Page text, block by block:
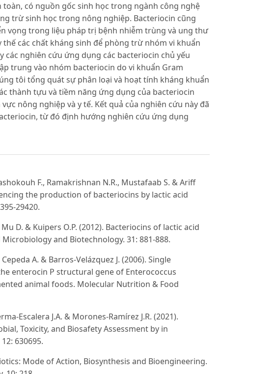
có nguồn gốc sinh học trong ngành công nghệ
trừ sinh học trong nông nghiệp. Bacteriocin cũng
vọng trong liệu pháp trị bệnh nhiễm trùng và ung thư
các chất kháng sinh để phòng trừ nhóm vi khuẩn
các nghiên cứu ứng dụng các bacteriocin chủ yếu
trung vào nhóm bacteriocin do vi khuẩn Gram
tôi tổng quát sự phân loại và hoạt tính kháng khuẩn
thành tựu và tiềm năng ứng dụng của bacteriocin
nông nghiệp và y tế. Kết quả của nghiên cứu này đã
từ đó định hướng nghiên cứu ứng dụng
F., Ramakrishnan N.R., Mustafaab S. & Ariff
the production of bacteriocins by lactic acid
29420.
D. & Kuipers O.P. (2012). Bacteriocins of lactic acid
and Biotechnology. 31: 881-888.
A. & Barros-Velázquez J. (2006). Single
enterocin P structural gene of Enterococcus
animal foods. Molecular Nutrition & Food
Escalera J.A. & Morones-Ramírez J.R. (2021).
Toxicity, and Biosafety Assessment by in
630695.
Mode of Action, Biosynthesis and Bioengineering.